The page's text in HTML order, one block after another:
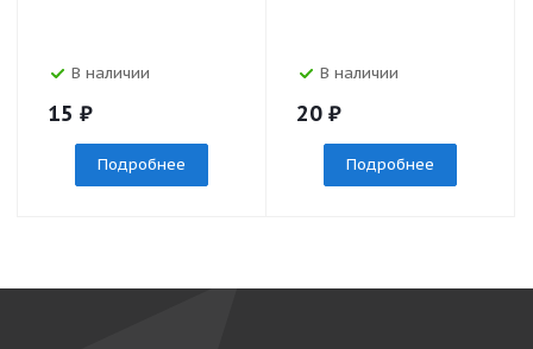
В наличии
15 ₽
Подробнее
В наличии
20 ₽
Подробнее